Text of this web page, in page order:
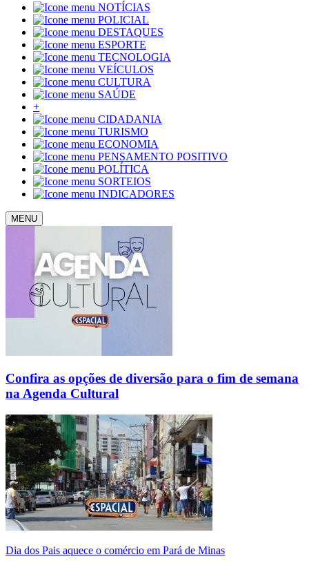
NOTÍCIAS
POLICIAL
DESTAQUES
ESPORTE
TECNOLOGIA
VEÍCULOS
CULTURA
SAÚDE
+
CIDADANIA
TURISMO
ECONOMIA
PENSAMENTO POSITIVO
POLÍTICA
SORTEIOS
INDICADORES
MENU
Confira as opções de diversão para o fim de semana
na Agenda Cultural
Dia dos Pais aquece o comércio em Pará de Minas